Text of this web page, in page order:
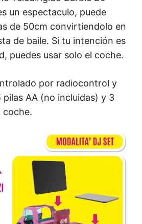
un espectaculo, puede
de 50cm convirtiendolo en
de baile. Si tu intención es
puedes usar solo el coche.
por radiocontrol y
pilas AA (no incluidas) y 3
coche.